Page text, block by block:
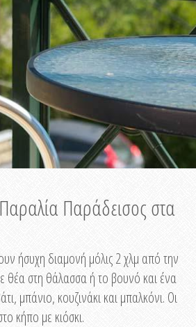
Παράδεισος στα
ήσυχη διαμονή μόλις 2 χλμ από την
θέα στη θάλασσα ή το βουνό και ένα
μπάνιο, κουζινάκι και μπαλκόνι. Οι
κήπο με κιόσκι.